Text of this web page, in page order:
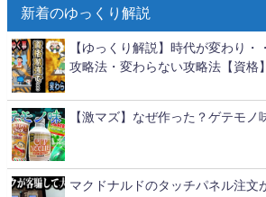
新着のゆっくり解説
【ゆっくり解説】時代が変わり・
攻略法・変わらない攻略法【資格】
【激マズ】なぜ作った？ゲテモ
マクドナルドのタッチパネル注文